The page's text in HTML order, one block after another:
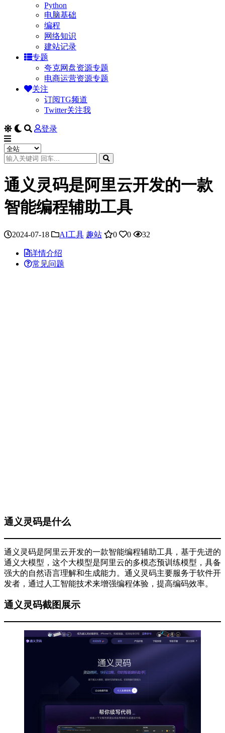
Python
电脑基础
编程
网络知识
建站记录
专题
夸克网盘资源专题
电商运营资源专题
关注
订阅TG频道
Twitter关注我
登录
通义灵码是阿里云开发的一款
智能编程辅助工具
2024-07-18 AI工具 趣站 0 0 32
详情介绍
常见问题
通义灵码是什么
通义灵码是阿里云开发的一款智能编程辅助工具，基于先进的
通义大模型，这个大模型是阿里云的多模态预训练模型，具备
强大的自然语言理解和生成能力。通义灵码主要服务于软件开
发者，通过人工智能技术来增强编程体验，提高编码效率。
通义灵码截图展示